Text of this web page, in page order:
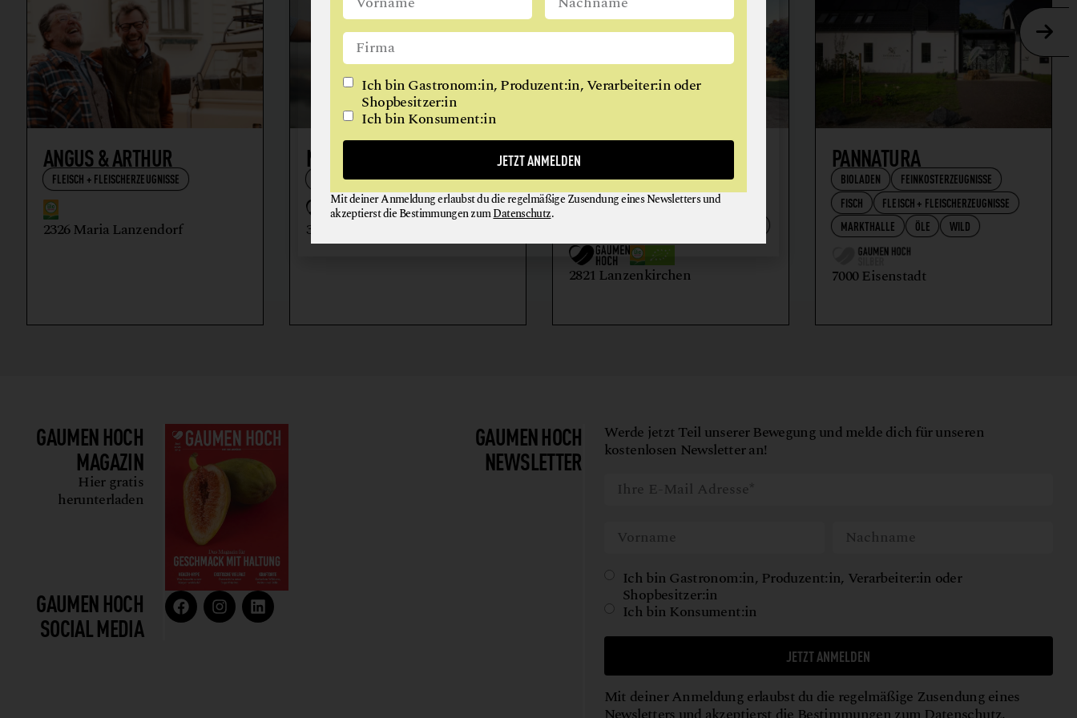
REITHALLE
RINDERHALTUNG
VITALKÜCHE
WIEN
ANGUS & ARTHUR
FLEISCH + FLEISCHERZEUGNISSE
2326 Maria Lanzendorf
NIKOLAIHOF
3512 Mautern an der Donau
BIO-LANDWIRTSCHAFT
LILIENHOF
EIER + EIPRODUKTE
GEMÜSE
2821 Lanzenkirchen
PANNATURA
BIOLADEN
FEINKOSTERZEUGNISSE
FISCH
FLEISCH + FLEISCHERZEUGNISSE
MARKTHALLE
ÖLE WILD
7000 Eisenstadt
GAUMEN HOCH
MAGAZIN
Hier gratis
herunterladen
GAUMEN HOCH
SOCIAL MEDIA
GAUMEN HOCH
NEWSLETTER
Werde jetzt Teil unserer Bewegung und melde dich für unseren
kostenlosen Newsletter an!
Ich bin Gastronom:in, Produzent:in, Verarbeiter:in oder
Shopbesitzer:in
Ich bin Konsument:in
JETZT ANMELDEN
Mit deiner Anmeldung erlaubst du die regelmäßige Zusendung eines
Ich bin Gastronom:in, Produzent:in, Verarbeiter:in oder
Shopbesitzer:in
Ich bin Konsument:in
JETZT ANMELDEN
Mit deiner Anmeldung erlaubst du die regelmäßige Zusendung eines Newsletters und
akzeptierst die Bestimmungen zumDatenschutz.